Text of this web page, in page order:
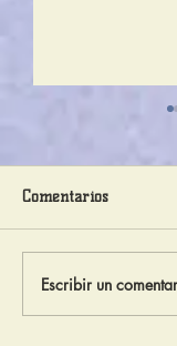
Instalación
finca San
Comentarios
Escribir un